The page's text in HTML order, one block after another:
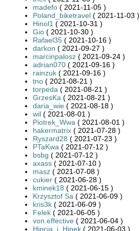
madefo ( 2021-11-05 )
Poland_biketravel ( 2021-11-03 )
Hinol1 ( 2021-10-31 )
Gio ( 2021-10-30 )
Rafael35 ( 2021-10-16 )
darkon ( 2021-09-27 )
marcinpalosz ( 2021-09-24 )
adrian070 ( 2021-09-16 )
rainzuk ( 2021-09-16 )
tno ( 2021-08-21 )
torpeda ( 2021-08-21 )
GrzesKa ( 2021-08-21 )
daria_wie ( 2021-08-18 )
wil ( 2021-08-01 )
Piotrek_Wwa ( 2021-08-01 )
hakermatrix ( 2021-07-28 )
Ryszard28 ( 2021-07-23 )
PTaKwa ( 2021-07-12 )
bsbg ( 2021-07-12 )
axass ( 2021-07-10 )
masz ( 2021-07-08 )
cukier ( 2021-06-28 )
kminek18 ( 2021-06-15 )
Krzysztof Sa ( 2021-06-09 )
kris3k ( 2021-06-09 )
Felek ( 2021-06-05 )
von.effective ( 2021-06-04 )
Hipcia_i_Hipek ( 2021-06-03 )